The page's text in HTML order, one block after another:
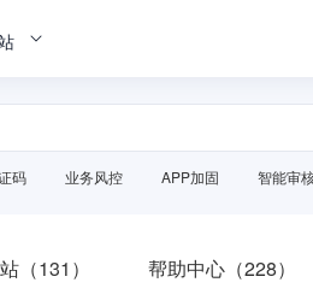
码 业务风控 APP加固 智能审
（131） 帮助中心（228）